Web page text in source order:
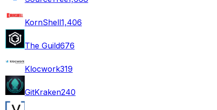
KornShell1,406
The Guild676
Klocwork319
GitKraken240